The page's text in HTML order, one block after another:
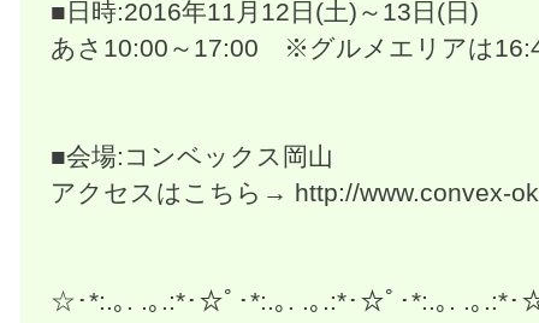
■日時:2016年11月12日(土)～13日(日)
あさ10:00～17:00 ※グルメエリアは
■会場:コンベックス岡山
アクセスはこちら→ http://www.convex-
☆･*:.｡. .｡.:*･☆ﾟ･*:.｡. .｡.:*･☆ﾟ･*:.｡. .｡.:*･